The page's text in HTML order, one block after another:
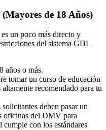
de 18 Años)
un poco más directo y
del sistema GDL
años o más.
tomar un curso de educación
recomendado para tu
deben pasar un
oficinas del DMV para
cumple con los estándares